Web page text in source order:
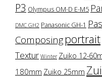
P3 Olympus OM-D E-M5
DMC GH2 Panasonic GH-1
Composingportrait
Textur Winter Zuiko 12-
180mm Zuiko 25mm